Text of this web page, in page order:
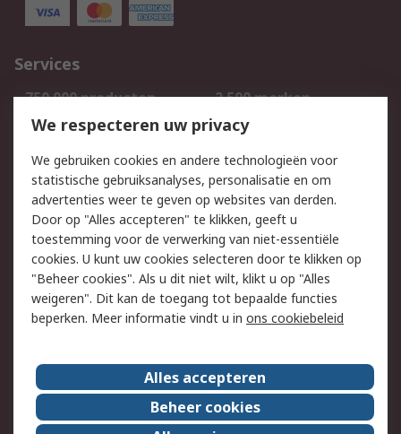
Services
750.000 producten
2.500 merken
Bestellen
Inkoopoplossingen
Track & Trace
Wettelijk
Cookiebeleid
Email veiligheid
Privacybeleid
Websitevoorwaarden
Algemene
verkoopvoorwaarden
Over RS
RS Group
Over ons
RS wereldwijd
Werken bij RS
We respecteren uw privacy
We gebruiken cookies en andere technologieën voor
statistische gebruiksanalyses, personalisatie en om
advertenties weer te geven op websites van derden.
Door op "Alles accepteren" te klikken, geeft u
toestemming voor de verwerking van niet-essentiële
cookies. U kunt uw cookies selecteren door te klikken op
"Beheer cookies". Als u dit niet wilt, klikt u op "Alles
weigeren". Dit kan de toegang tot bepaalde functies
beperken. Meer informatie vindt u in ons cookiebeleid
Alles accepteren
Beheer cookies